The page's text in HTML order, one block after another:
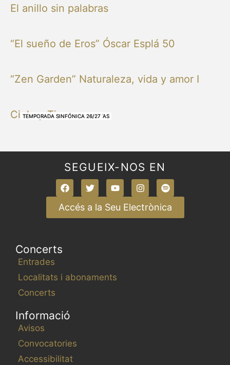
NUESTRAS BANDAS Y ORQUESTAS
NUESTRAS BANDAS Y ORQUESTAS
OTRAS MÚSICAS
NUESTRAS BANDAS Y ORQUESTAS
NUESTRAS BANDAS Y ORQUESTAS
El anillo sin palabras
TEMPORADA SINFÓNICA 26/27
“El sueño de Eros” Óscar Esplá 50
TEMPORADA SINFÓNICA 26/27
“Zen Garden” Naturaleza, vida y amor I
TEMPORADA SINFÓNICA 26/27
Cielo y Tierra
TEMPORADA SINFÓNICA 26/27
SEGUEIX-NOS EN
Accés a la Seu Electrònica
Concerts
Entrades
Localitats i abonaments
Concerts
Informació
Avisos
Convocatories
Accessibilitat